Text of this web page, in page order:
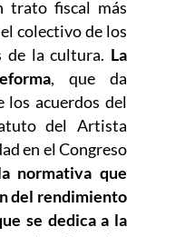
trato fiscal más
colectivo de los
de la cultura. La
, que da
los acuerdos del
del Artista
en el Congreso
normativa que
del rendimiento
se dedica a la